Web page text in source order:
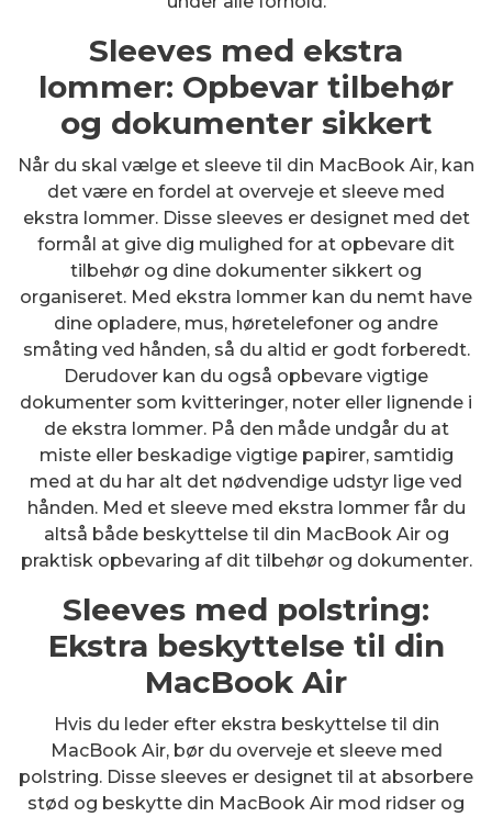
Sleeves med ekstra
lommer: Opbevar tilbehør
og dokumenter sikkert
Når du skal vælge et sleeve til din MacBook Air, kan
det være en fordel at overveje et sleeve med
ekstra lommer. Disse sleeves er designet med det
formål at give dig mulighed for at opbevare dit
tilbehør og dine dokumenter sikkert og
organiseret. Med ekstra lommer kan du nemt have
dine opladere, mus, høretelefoner og andre
småting ved hånden, så du altid er godt forberedt.
Derudover kan du også opbevare vigtige
dokumenter som kvitteringer, noter eller lignende i
de ekstra lommer. På den måde undgår du at
miste eller beskadige vigtige papirer, samtidig
med at du har alt det nødvendige udstyr lige ved
hånden. Med et sleeve med ekstra lommer får du
altså både beskyttelse til din MacBook Air og
praktisk opbevaring af dit tilbehør og dokumenter.
Sleeves med polstring:
Ekstra beskyttelse til din
MacBook Air
Hvis du leder efter ekstra beskyttelse til din
MacBook Air, bør du overveje et sleeve med
polstring. Disse sleeves er designet til at absorbere
stød og beskytte din MacBook Air mod ridser og